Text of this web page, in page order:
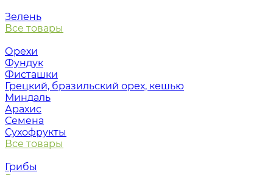
Зелень
Все товары
Орехи
Фундук
Фисташки
Грецкий, бразильский орех, кешью
Миндаль
Арахис
Семена
Сухофрукты
Все товары
Грибы